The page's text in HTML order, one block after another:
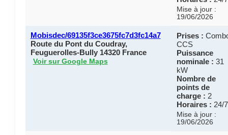
Mise à jour :
19/06/2026
Mobisdec/69135f3ce3675fc7d3fc14a7
Route du Pont du Coudray,
Feuguerolles-Bully 14320 France
Voir sur Google Maps
Prises :
CCS
Puissance
nominale : 31
kW
Nombre de
points de
charge : 2
Horaires : 24/7
Mise à jour :
19/06/2026